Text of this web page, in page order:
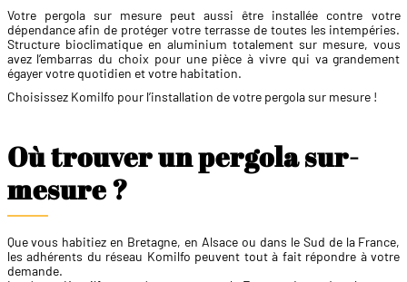
Votre pergola sur mesure peut aussi être installée contre votre
dépendance afin de protéger votre terrasse de toutes les intempéries.
Structure bioclimatique en aluminium totalement sur mesure, vous
avez l’embarras du choix pour une pièce à vivre qui va grandement
égayer votre quotidien et votre habitation.
Choisissez Komilfo pour l’installation de votre pergola sur mesure !
Où trouver un pergola sur-
mesure ?
Que vous habitiez en Bretagne, en Alsace ou dans le Sud de la France,
les adhérents du réseau Komilfo peuvent tout à fait répondre à votre
demande.